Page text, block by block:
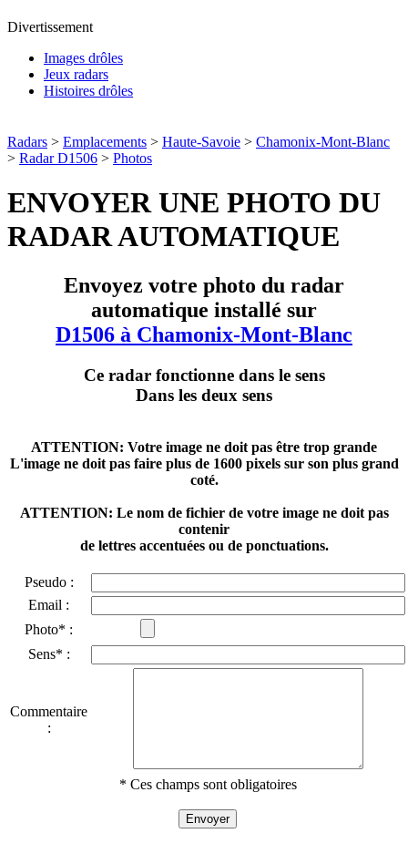
Divertissement
Images drôles
Jeux radars
Histoires drôles
Radars > Emplacements > Haute-Savoie > Chamonix-Mont-Blanc
> Radar D1506 > Photos
ENVOYER UNE PHOTO DU
RADAR AUTOMATIQUE
Envoyez votre photo du radar
automatique installé sur
D1506 à Chamonix-Mont-Blanc
Ce radar fonctionne dans le sens
Dans les deux sens
ATTENTION: Votre image ne doit pas être trop grande
L'image ne doit pas faire plus de 1600 pixels sur son plus grand
coté.
ATTENTION: Le nom de fichier de votre image ne doit pas
contenir
de lettres accentuées ou de ponctuations.
Pseudo :
Email :
Photo* :
Sens* :
Commentaire
:
* Ces champs sont obligatoires